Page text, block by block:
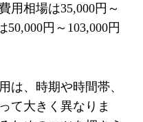
用相場は35,000円～
50,000円～ 103,000円
は、時期や時間帯、
て大きく異なりま